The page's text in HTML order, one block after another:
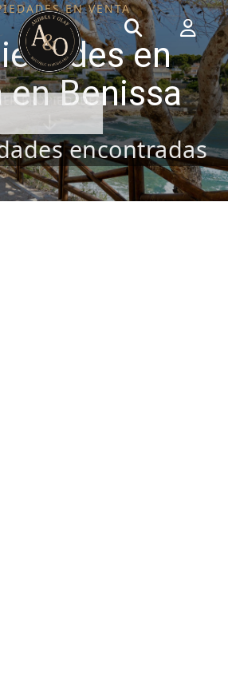
EN VENTA
en
en Benissa
encontradas
PROPIEDADES